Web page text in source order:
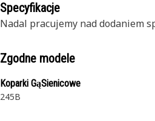
Specyfikacje
Nadal pracujemy nad dodaniem
Zgodne modele
Koparki GąSienicowe
245B